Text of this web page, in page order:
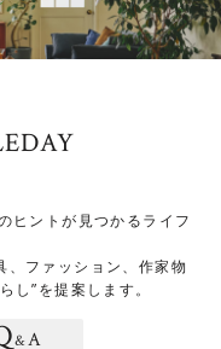
910(mm)
ヒントが見つかるライフ
、ファッション、作家物
し”を提案します。
&A